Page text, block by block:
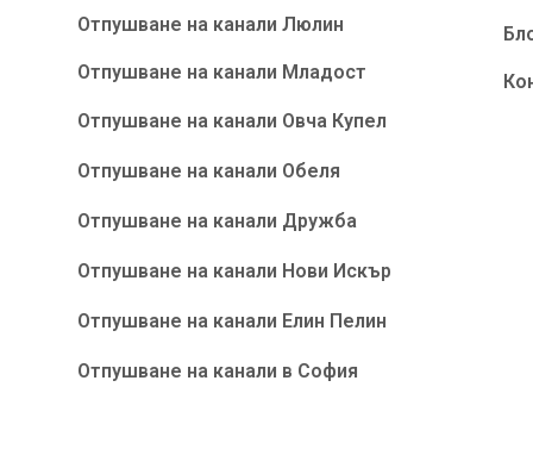
Отпушване на канали Люлин
Отпушване на канали Младост
Отпушване на канали Овча Купел
Отпушване на канали Обеля
Отпушване на канали Дружба
Отпушване на канали Нови Искър
Отпушване на канали Елин Пелин
Отпушване на канали в София